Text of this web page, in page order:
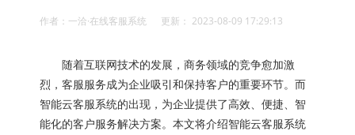
作者：一洽·在线客服系统 更新： 2023-08-09 17:29:13
随着互联网技术的发展，商务领域的竞争愈加激
烈，客服服务成为企业吸引和保持客户的重要环节。而
智能云客服系统的出现，为企业提供了高效、便捷、智
能化的客户服务解决方案。本文将介绍智能云客服系统